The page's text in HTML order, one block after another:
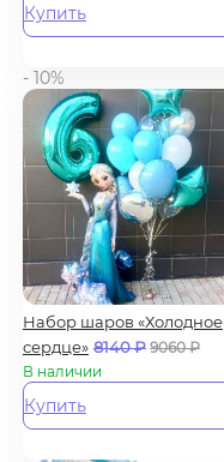
Купить
- 10%
Набор шаров «Холодное
сердце» 8140₽ 9060₽
В наличии
Купить